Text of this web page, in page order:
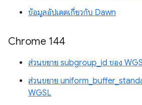
ข้อมูลอัปเดตเกี่ยวกับ Dawn
Chrome 144
ส่วนขยาย subgroup_id ของ
ส่วนขยาย
WGSL